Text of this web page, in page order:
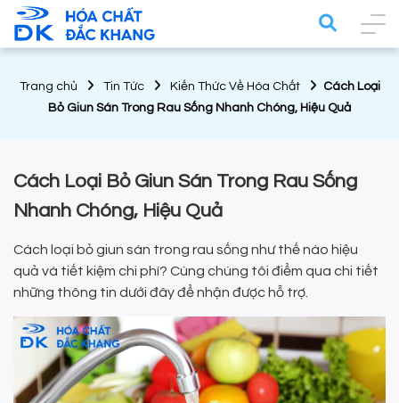
Trang chủ Tin Tức Kiến Thức Về Hóa Chất
Cách Loại
Bỏ Giun Sán Trong Rau Sống Nhanh Chóng, Hiệu Quả
Cách Loại Bỏ Giun Sán Trong Rau Sống
Nhanh Chóng, Hiệu Quả
Cách loại bỏ giun sán trong rau sống như thế nào hiệu
quả và tiết kiệm chi phí? Cùng chúng tôi điểm qua chi tiết
những thông tin dưới đây để nhận được hỗ trợ.